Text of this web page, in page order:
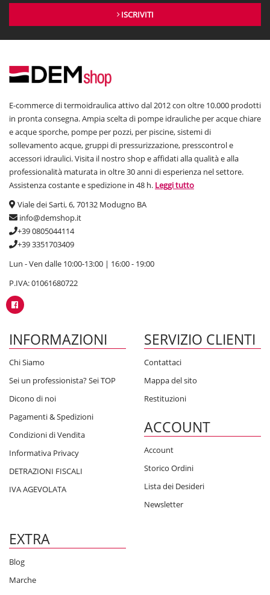
ISCRIVITI
E-commerce di termoidraulica attivo dal 2012 con oltre 10.000 prodotti
in pronta consegna. Ampia scelta di pompe idrauliche per acque chiare
e acque sporche, pompe per pozzi, per piscine, sistemi di
sollevamento acque, gruppi di pressurizzazione, presscontrol e
accessori idraulici. Visita il nostro shop e affidati alla qualità e alla
professionalità maturata in oltre 30 anni di esperienza nel settore.
Assistenza costante e spedizione in 48 h. Leggi tutto
Viale dei Sarti, 6, 70132 Modugno BA
info@demshop.it
+39 0805044114
+39 3351703409
Lun - Ven dalle 10:00-13:00 | 16:00 - 19:00
P.IVA: 01061680722
INFORMAZIONI
Chi Siamo
Sei un professionista? Sei TOP
Dicono di noi
Pagamenti & Spedizioni
Condizioni di Vendita
Informativa Privacy
DETRAZIONI FISCALI
IVA AGEVOLATA
SERVIZIO CLIENTI
Contattaci
Mappa del sito
Restituzioni
ACCOUNT
Account
Storico Ordini
Lista dei Desideri
Newsletter
EXTRA
Blog
Marche